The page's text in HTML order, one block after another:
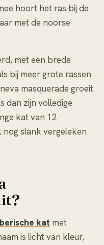
hoort het ras bij de
met de noorse
met een brede
bij meer grote rassen
masquerade groeit
dan zijn volledige
kat van 12
slank vergeleken
kat met
is licht van kleur,